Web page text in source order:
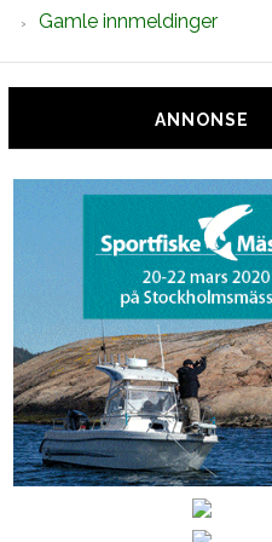
Gamle innmeldinger
ANNONSE